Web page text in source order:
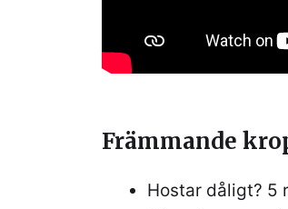
Främmande
Hostar dåligt? 5